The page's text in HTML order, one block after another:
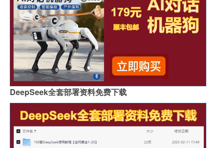
DeepSeek全套部署资料免费下载